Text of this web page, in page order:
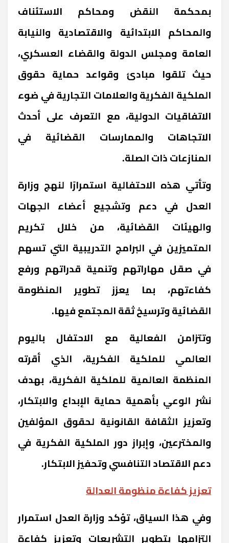
بمحكمة النقض ومحاكم الاستئناف
والمحاكم الابتدائية والاقتصادية والنيابة
العامة ومجلس الدولة والقضاء العسكري،
حيث تلقوا مبادئ وقواعد حماية حقوق
الملكية الفكرية والعلامات التجارية في ضوء
الاتفاقيات الدولية، مع التعرف على أحدث
الاتجاهات والممارسات القضائية في
المنازعات ذات الصلة.
وتأتي هذه الاحتفالية استمرارًا لنهج وزارة
العدل في دعم وتشجيع أعضاء الجهات
والهيئات القضائية، من خلال تكريم
المتميزين في البرامج التدريبية التي تسهم
في صقل مهاراتهم وتنمية قدراتهم ورفع
كفاءتهم، بما يعزز تطوير المنظومة
القضائية وترسيخ ثقة المجتمع فيها.
وتتزامن الفعالية مع الاحتفال باليوم
العالمي للملكية الفكرية، الذي أقرته
المنظمة العالمية للملكية الفكرية، بهدف
نشر الوعي بأهمية حماية الإبداع والابتكار،
وتعزيز الثقافة القانونية لحقوق المؤلفين
والمخترعين، وإبراز دور الملكية الفكرية في
دعم الاقتصاد التنافسي وتحفيز الابتكار.
تعزيز كفاءة منظومة العدالة
وفي هذا السياق، تؤكد وزارة العدل استمرار
التزامها بتطوير التشريعات وتعزيز كفاءة